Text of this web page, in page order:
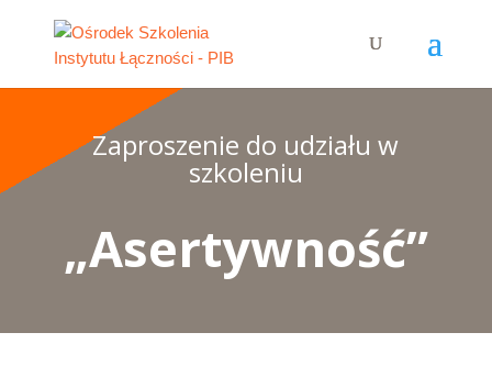
Zaproszenie do udziału w
szkoleniu
„Asertywność”